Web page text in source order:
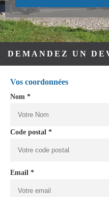
DEMANDEZ UN
Vos coordonnées
Nom *
Code postal *
Email *